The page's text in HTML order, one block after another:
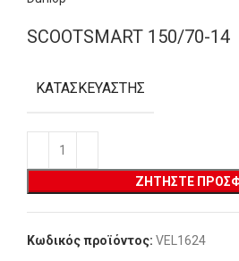
SCOOTSMART 150/70-14
ΚΑΤΑΣΚΕΥΑΣΤΉΣ
ΖΗΤΉΣΤΕ
Κωδικός προϊόντος: VEL1624